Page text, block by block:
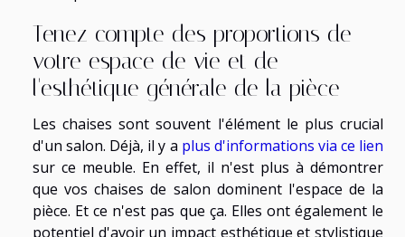
Tenez compte des proportions de
votre espace de vie et de
l'esthétique générale de la pièce
Les chaises sont souvent l'élément le plus crucial
d'un salon. Déjà, il y a plus d'informations via ce lien
sur ce meuble. En effet, il n'est plus à démontrer
que vos chaises de salon dominent l'espace de la
pièce. Et ce n'est pas que ça. Elles ont également le
potentiel d'avoir un impact esthétique et stylistique